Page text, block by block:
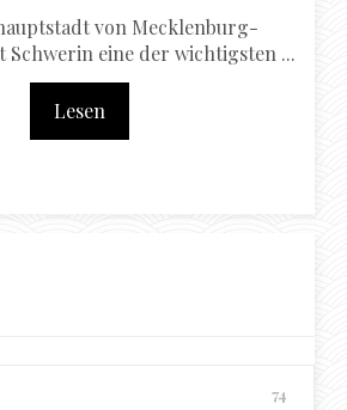
von Mecklenburg-
Schwerin eine der wichtigsten ...
Lesen
74